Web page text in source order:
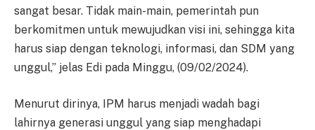
sangat besar. Tidak main-main, pemerintah pun
berkomitmen untuk mewujudkan visi ini, sehingga kita
harus siap dengan teknologi, informasi, dan SDM yang
unggul,” jelas Edi pada Minggu, (09/02/2024).
Menurut dirinya, IPM harus menjadi wadah bagi
lahirnya generasi unggul yang siap menghadapi